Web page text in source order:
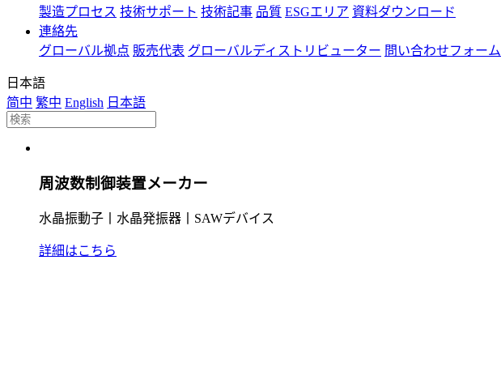
製造プロセス 技術サポート 技術記事 品質 ESGエリア 資料ダウンロード
連絡先
グローバル拠点 販売代表 グローバルディストリビューター 問い合わせフォーム
日本語
简中 繁中 English 日本語
周波数制御装置メーカー
水晶振動子丨水晶発振器丨SAWデバイス
詳細はこちら